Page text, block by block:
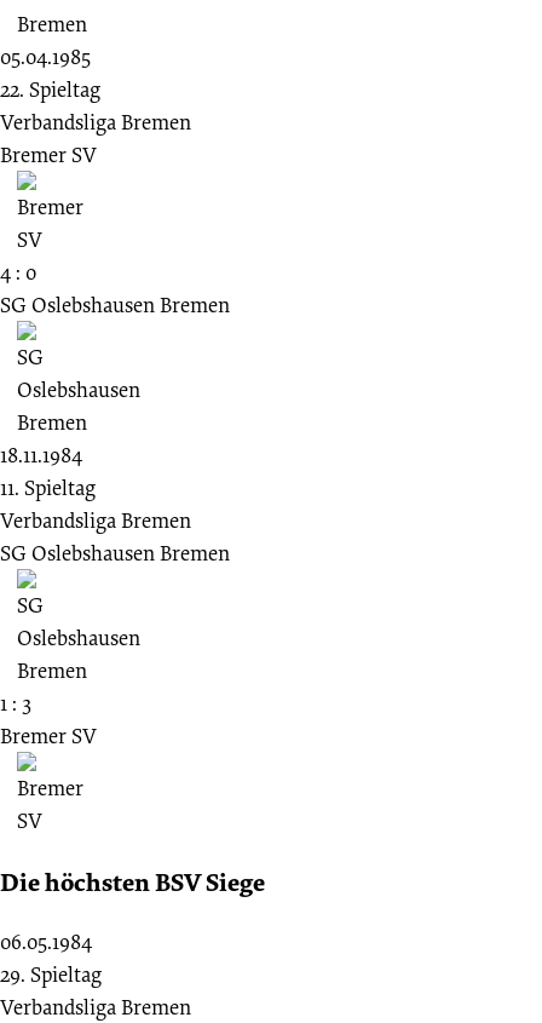
05.04.1985
22. Spieltag
Verbandsliga Bremen
Bremer SV
4 : 0
SG Oslebshausen Bremen
18.11.1984
11. Spieltag
Verbandsliga Bremen
SG Oslebshausen Bremen
1 : 3
Bremer SV
Die höchsten BSV Siege
06.05.1984
29. Spieltag
Verbandsliga Bremen